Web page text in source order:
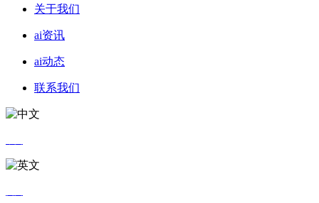
关于我们
ai资讯
ai动态
联系我们